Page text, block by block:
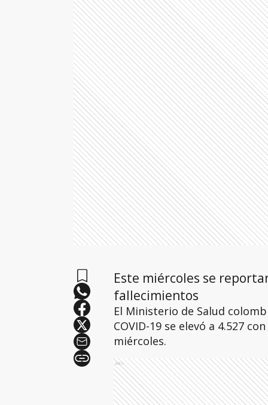
Este miércoles se
fallecimientos
El Ministerio de Salud
COVID-19 se elevó a 4.527
miércoles.
Ads